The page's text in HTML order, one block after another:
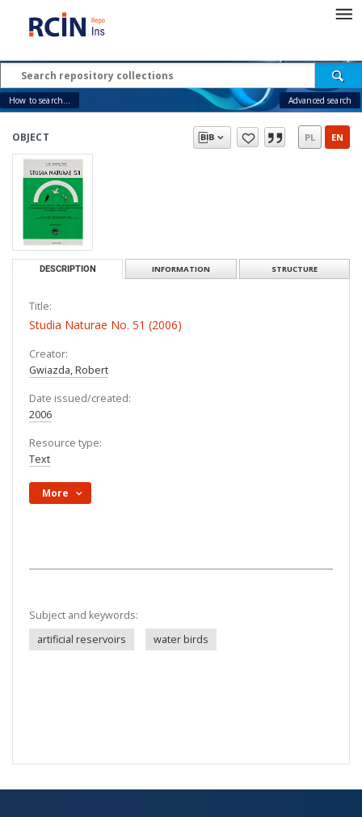
How to search... Advanced search
OBJECT PL EN
DESCRIPTION INFORMATION STRUCTURE
Title:
Studia Naturae No. 51 (2006)
Creator:
Gwiazda, Robert
Date issued/created:
2006
Resource type:
Text
More
Subject and keywords:
artificial reservoirs
water birds